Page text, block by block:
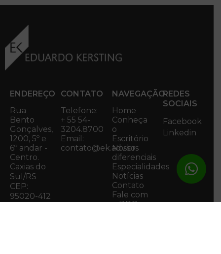
ENDEREÇO
Rua
Bento
Gonçalves,
1200, 5º e
6º andar -
Centro.
Caxias do
Sul/RS
CEP:
95020-412
CONTATO
Telefone:
+ 55 54-
3204.8700
Email:
contato@ek.adv.br
NAVEGAÇÃO
Home
Conheça
o
Escritório
Nossos
diferenciais
Especialidades
Notícias
Contato
Fale com
o DPO
REDES
SOCIAIS
Facebook
Linkedin